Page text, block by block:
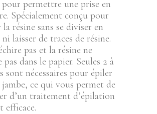
permettre une prise en
Spécialement conçu pour
résine sans se diviser en
laisser de traces de résine.
pas et la résine ne
dans le papier. Seules 2 à
sont nécessaires pour épiler
ce qui vous permet de
d’un traitement d’épilation
efficace.